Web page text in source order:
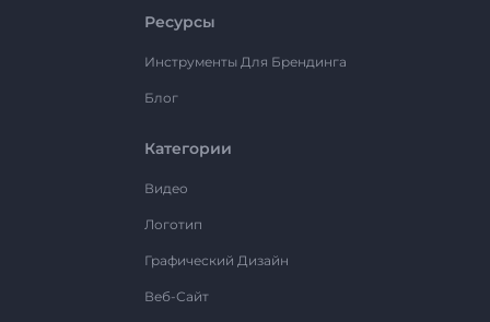
Ресурсы
Инструменты Для Брендинга
Блог
Категории
Видео
Логотип
Графический Дизайн
Веб-Сайт